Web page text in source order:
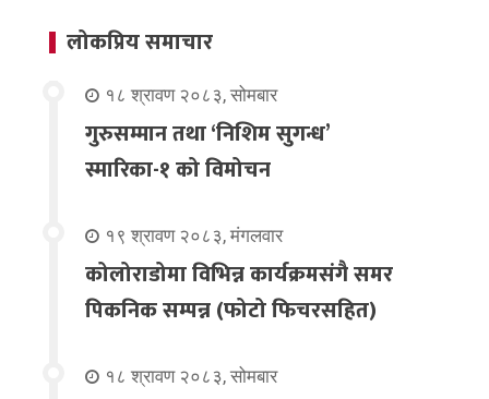
लोकप्रिय समाचार
१८ श्रावण २०८३, सोमबार
गुरुसम्मान तथा ‘निशिम सुगन्ध’
स्मारिका-१ को विमोचन
१९ श्रावण २०८३, मंगलवार
कोलोराडोमा विभिन्न कार्यक्रमसंगै समर
पिकनिक सम्पन्न (फोटो फिचरसहित)
१८ श्रावण २०८३, सोमबार